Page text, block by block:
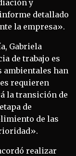
y
detallado
la empresa».
Gabriela
de trabajo es
ambientales han
requieren
la transición de
de
de las
realizar